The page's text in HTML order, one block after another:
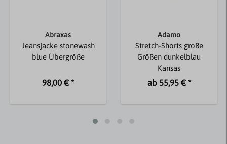
Abraxas
Jeansjacke stonewash
blue Übergröße
98,00 € *
Adamo
Stretch-Shorts große
Größen dunkelblau
Kansas
ab 55,95 € *